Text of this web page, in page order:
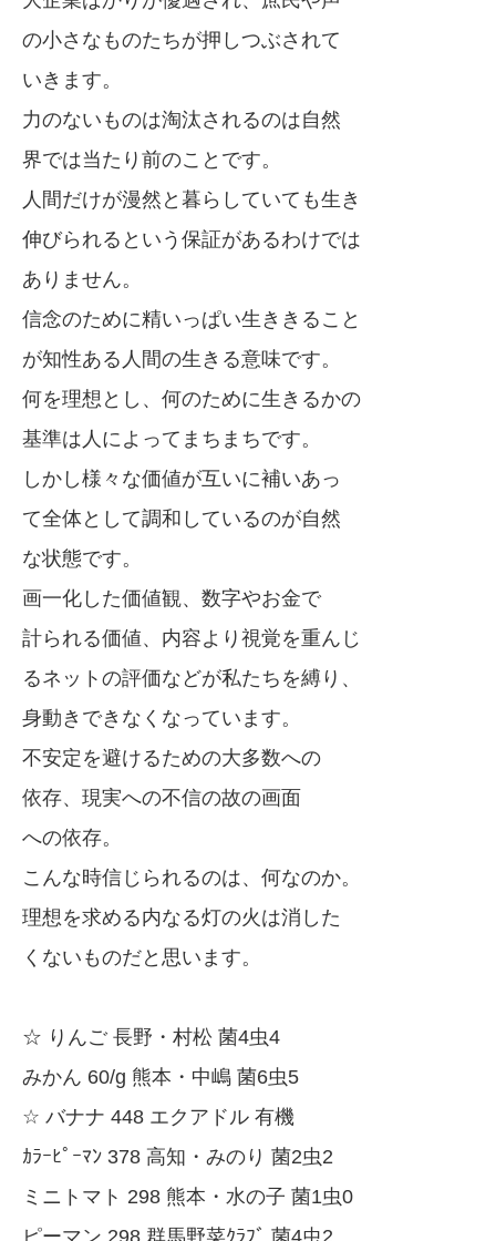
の小さなものたちが押しつぶされて
いきます。
力のないものは淘汰されるのは自然
界では当たり前のことです。
人間だけが漫然と暮らしていても生き
伸びられるという保証があるわけでは
ありません。
信念のために精いっぱい生ききること
が知性ある人間の生きる意味です。
何を理想とし、何のために生きるかの
基準は人によってまちまちです。
しかし様々な価値が互いに補いあっ
て全体として調和しているのが自然
な状態です。
画一化した価値観、数字やお金で
計られる価値、内容より視覚を重んじ
るネットの評価などが私たちを縛り、
身動きできなくなっています。
不安定を避けるための大多数への
依存、現実への不信の故の画面
への依存。
こんな時信じられるのは、何なのか。
理想を求める内なる灯の火は消した
くないものだと思います。
☆ りんご 長野・村松 菌4虫4
みかん 60/g 熊本・中嶋 菌6虫5
☆ バナナ 448 エクアドル 有機
ｶﾗｰﾋﾟｰﾏﾝ 378 高知・みのり 菌2虫2
ミニトマト 298 熊本・水の子 菌1虫0